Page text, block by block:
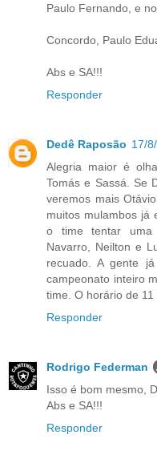
Paulo Fernando, e
Concordo, Paulo
Abs e SA!!!
Responder
Dedê Raposão 17/
Alegria maior é
Tomás e Sassá. Se
veremos mais
muitos mulambos já
o time tentar uma
Navarro, Neilton e
recuado. A gente
campeonato inteiro
time. O horário de
Responder
Rodrigo Federman
Isso é bom mesmo,
Abs e SA!!!
Responder